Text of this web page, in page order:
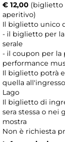
€ 12,00 (biglietto
aperitivo)
Il biglietto unico
- il biglietto per
serale
- il coupon per la
performance
Il biglietto potrà
quella
Lago
Il biglietto di
sera stessa o nei
mostra
Non è richiesta